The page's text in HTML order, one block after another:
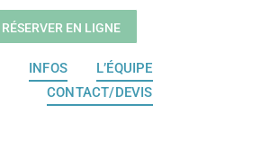
RÉSERVER EN LIGNE
INFOS
L’ÉQUIPE
CONTACT/DEVIS